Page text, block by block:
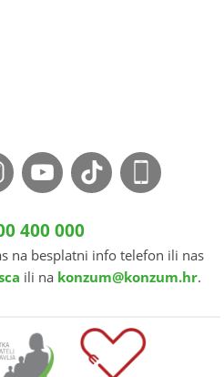
400 000
na besplatni info telefon ili nas
ili na konzum@konzum.hr.